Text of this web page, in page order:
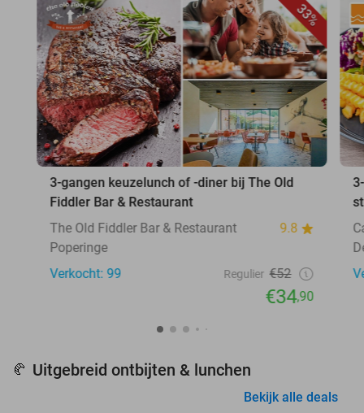
33%
3-gangen keuzelunch of -diner bij The Old
Fiddler Bar & Restaurant
The Old Fiddler Bar & Restaurant
9.8
Poperinge
Verkocht: 99
Regulier €52
€34,90
🥐 Uitgebreid ontbijten & lunchen
Bekijk alle deals